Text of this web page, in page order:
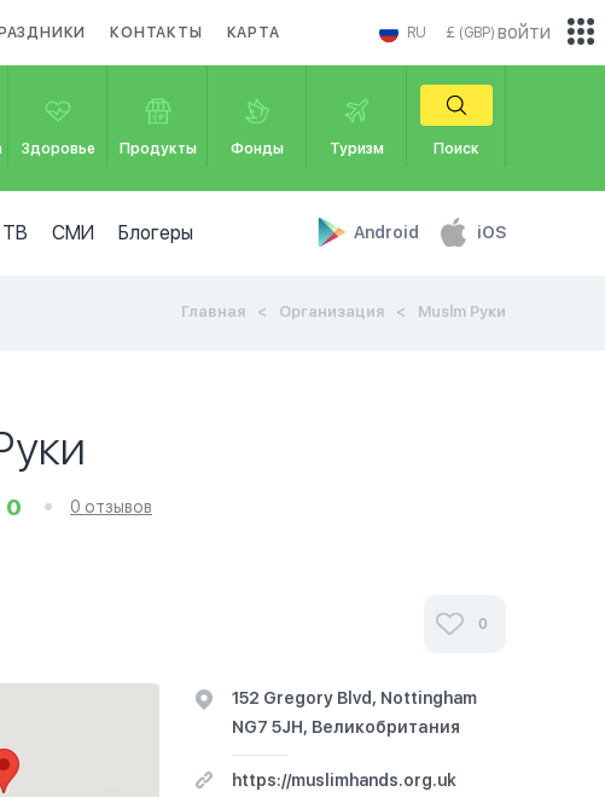
КОНТАКТЫ КАРТА RU £ (GBP)
Здоровье Продукты Фонды Туризм Поиск
ТВ СМИ Блогеры Android iOS
войти
Главная Организация Muslm Руки
0 0 отзывов
0
152 Gregory Blvd, Nottingham
NG7 5JH, Великобритания
https://muslimhands.org.uk